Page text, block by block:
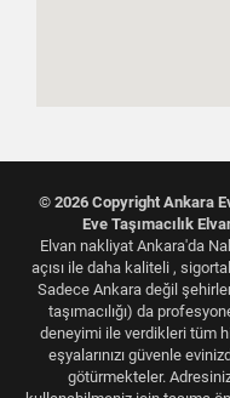
© 2026 Copyright Ankara
Eve Taşımacılık
Elvan nakliyat Ankara'da
açısı ile daha kaliteli ,
Sadece Ankara değil
taşımacılığı) da
deneyimi ile verdikleri tüm
eşyalarınızı güvenle
götürmekteler.